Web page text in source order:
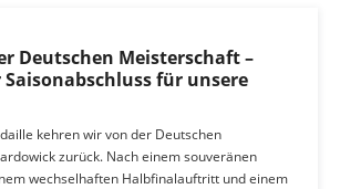
Deutschen Meisterschaft –
für unsere
kehren wir von der Deutschen
zurück. Nach einem souveränen
wechselhaften Halbfinalauftritt und einem